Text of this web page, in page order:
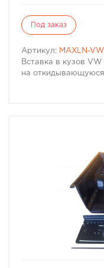
Под заказ
Артикул: MAXLN-
Вставка в кузов
на